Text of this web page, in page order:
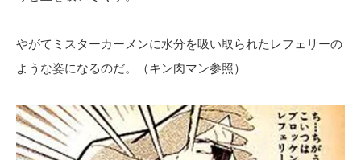
やがてミスターカーメンに水分を吸い取られたレフェリーの
ような姿になるのだ。（キン肉マン参照）